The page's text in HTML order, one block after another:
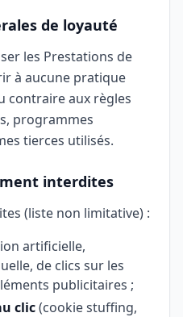
de loyauté
les Prestations de
à aucune pratique
contraire aux règles
programmes
tierces utilisés.
interdites
(liste non limitative) :
artificielle,
de clics sur les
publicitaires ;
clic(cookie stuffing,